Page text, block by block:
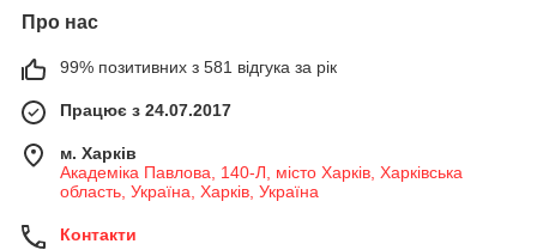
Про нас
99% позитивних з 581 відгука за рік
Працює з 24.07.2017
м. Харків
Академіка Павлова, 140-Л, місто Харків, Харківська
область, Україна, Харків, Україна
Контакти